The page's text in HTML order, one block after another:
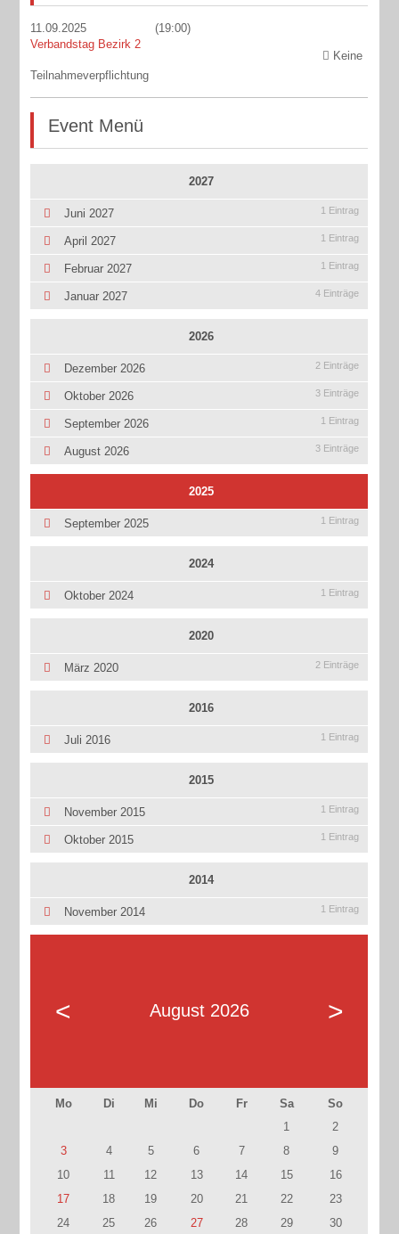
11.09.2025
Verbandstag Bezirk 2
(19:00)
Keine
Teilnahmeverpflichtung
Event Menü
2027
Juni 2027 1 Eintrag
April 2027 1 Eintrag
Februar 2027 1 Eintrag
Januar 2027 4 Einträge
2026
Dezember 2026 2 Einträge
Oktober 2026 3 Einträge
September 2026 1 Eintrag
August 2026 3 Einträge
2025
September 2025 1 Eintrag
2024
Oktober 2024 1 Eintrag
2020
März 2020 2 Einträge
2016
Juli 2016 1 Eintrag
2015
November 2015 1 Eintrag
Oktober 2015 1 Eintrag
2014
November 2014 1 Eintrag
< August 2026 >
Mo Di Mi Do Fr Sa
So
1
2
3
4 5 6 7 8
9
10
11 12 13 14 15
16
17
18 19 20 21 22
23
24
25 26 27 28 29 30